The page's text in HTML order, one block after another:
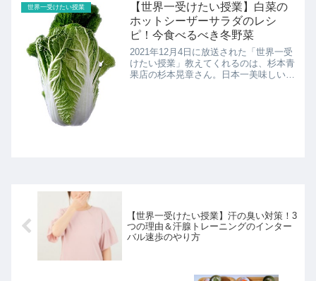
世界一受けたい授業
【世界一受けたい授業】白菜の
ホットシーザーサラダのレシ
ピ！今食べるべき冬野菜
2021年12月4日に放送された「世界一受
けたい授業」教えてくれるのは、杉本青
果店の杉本晃章さん。日本一美味しい野
【世界一受けたい授業】汗の臭い対策！3
つの理由＆汗腺トレーニングのインター
バル速歩のやり方